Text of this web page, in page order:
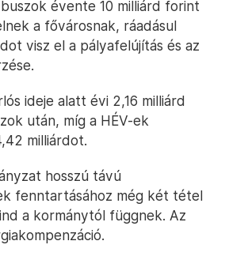
évente 10 milliárd forint
a fővárosnak, ráadásul
visz el a pályafelújítás és az
ideje alatt évi 2,16 milliárd
után, míg a HÉV-ek
milliárdot.
hosszú távú
fenntartásához még két tétel
a kormánytól függnek. Az